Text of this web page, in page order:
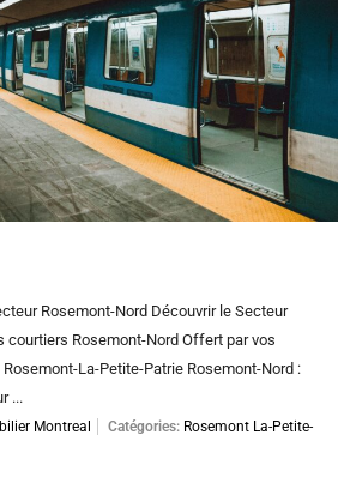
Rosemont-Nord Découvrir le Secteur
courtiers Rosemont-Nord Offert par vos
La-Petite-Patrie Rosemont-Nord :
...
Montreal Catégories: Rosemont La-Petite-